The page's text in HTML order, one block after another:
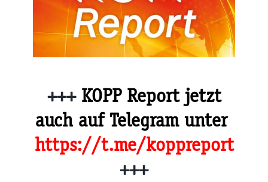
+++KOPP Report jetzt
auch auf Telegram unter
https://t.me/koppreport
+++